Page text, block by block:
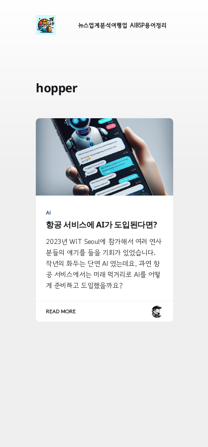
뉴스업계분석여행업 AIBSP용어정리
hopper
AI
항공 서비스에 AI가 도입된다면?
2023년 WiT Seoul에 참가해서 여러 연사
분들의 얘기를 들을 기회가 있었습니다.
작년의 화두는 단연 AI 였는데요, 과연 항
공 서비스에서는 미래 먹거리로 AI를 어떻
게 준비하고 도입했을까요?
READ MORE